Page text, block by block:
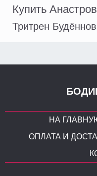
Купить
Тритрен
НА
ОПЛАТА И